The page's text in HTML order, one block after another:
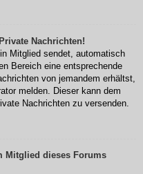
Nachrichten!
Mitglied sendet, automatisch
Bereich eine entsprechende
von jemandem erhältst,
melden. Dieser kann dem
Nachrichten zu versenden.
Mitglied dieses Forums